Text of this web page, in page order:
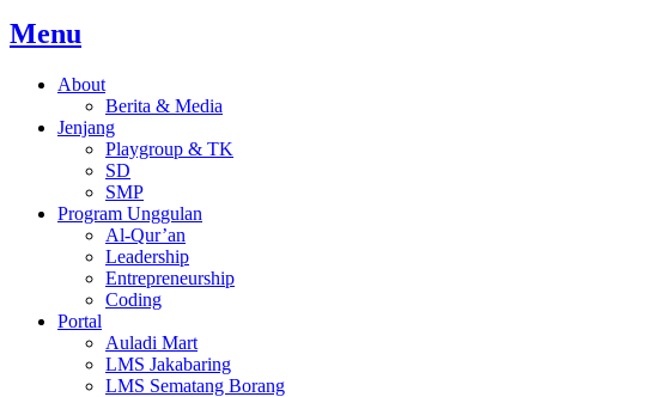
Menu
About
Berita & Media
Jenjang
Playgroup & TK
SD
SMP
Program Unggulan
Al-Qur’an
Leadership
Entrepreneurship
Coding
Portal
Auladi Mart
LMS Jakabaring
LMS Sematang Borang